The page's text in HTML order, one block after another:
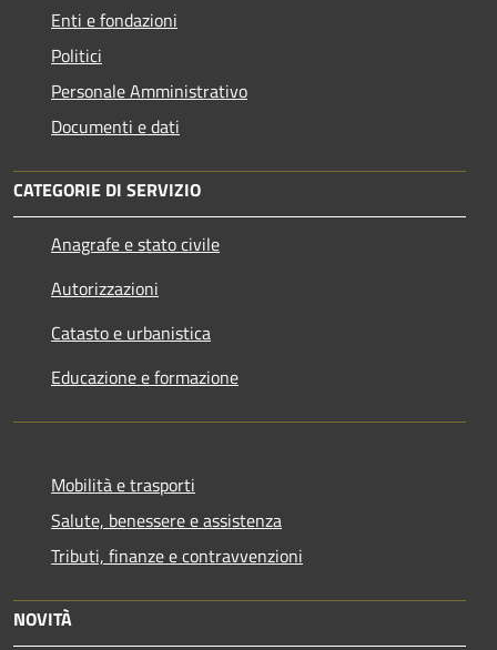
Enti e fondazioni
Politici
Personale Amministrativo
Documenti e dati
CATEGORIE DI SERVIZIO
Anagrafe e stato civile
Autorizzazioni
Catasto e urbanistica
Educazione e formazione
Mobilità e trasporti
Salute, benessere e assistenza
Tributi, finanze e contravvenzioni
NOVITÀ